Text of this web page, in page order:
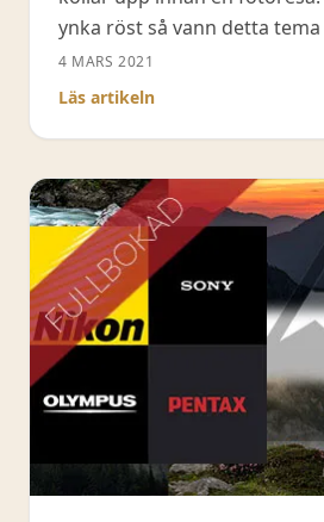
ynka röst så vann detta
och idag ska jag alltså ge dig
alltid kollar upp innan jag
4 MARS 2021
Läs artikeln